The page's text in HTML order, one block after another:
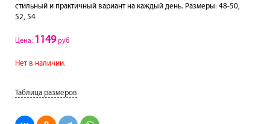
стильный и практичный вариант на каждый день. Размеры: 48-50,
52, 54
Цена: 1149руб
Нет в наличии.
Таблица размеров